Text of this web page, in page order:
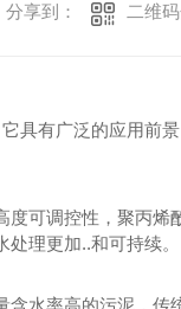
分享到： 二维
具有广泛的应用前
可调控性，聚丙烯
理更加..和可持续。